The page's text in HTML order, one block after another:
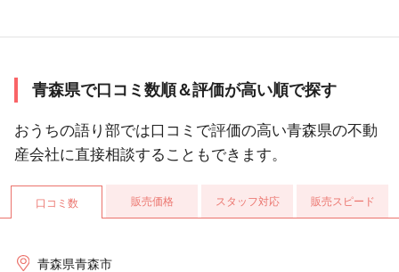
青森県で口コミ数順＆評価が高い順で探す
おうちの語り部では口コミで評価の高い青森県の不動
産会社に直接相談することもできます。
口コミ数 販売価格 スタッフ対応 販売スピード
青森県青森市